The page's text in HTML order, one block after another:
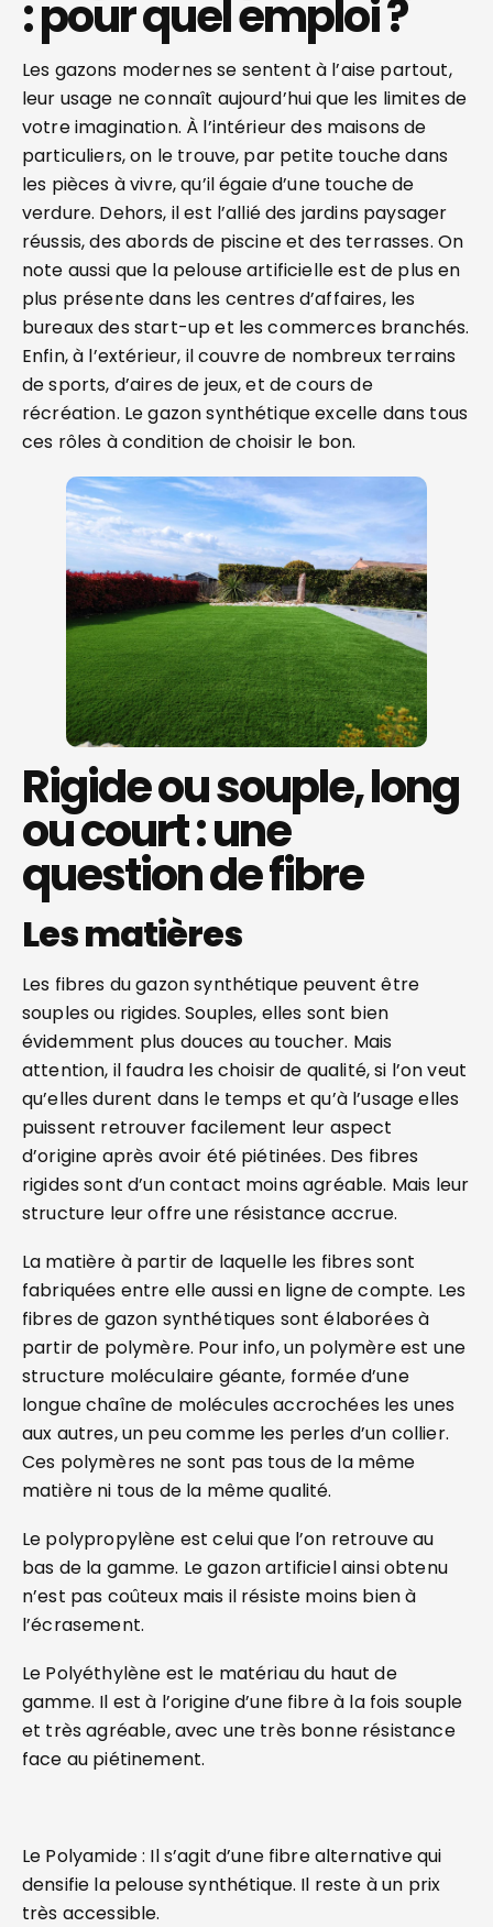
: pour quel emploi ?
Les gazons modernes se sentent à l’aise partout,
leur usage ne connaît aujourd’hui que les limites de
votre imagination. À l’intérieur des maisons de
particuliers, on le trouve, par petite touche dans
les pièces à vivre, qu’il égaie d’une touche de
verdure. Dehors, il est l’allié des jardins paysager
réussis, des abords de piscine et des terrasses. On
note aussi que la pelouse artificielle est de plus en
plus présente dans les centres d’affaires, les
bureaux des start-up et les commerces branchés.
Enfin, à l’extérieur, il couvre de nombreux terrains
de sports, d’aires de jeux, et de cours de
récréation. Le gazon synthétique excelle dans tous
ces rôles à condition de choisir le bon.
Rigide ou souple, long
ou court : une
question de fibre
Les matières
Les fibres du gazon synthétique peuvent être
souples ou rigides. Souples, elles sont bien
évidemment plus douces au toucher. Mais
attention, il faudra les choisir de qualité, si l’on veut
qu’elles durent dans le temps et qu’à l’usage elles
puissent retrouver facilement leur aspect
d’origine après avoir été piétinées. Des fibres
rigides sont d’un contact moins agréable. Mais leur
structure leur offre une résistance accrue.
La matière à partir de laquelle les fibres sont
fabriquées entre elle aussi en ligne de compte. Les
fibres de gazon synthétiques sont élaborées à
partir de polymère. Pour info, un polymère est une
structure moléculaire géante, formée d’une
longue chaîne de molécules accrochées les unes
aux autres, un peu comme les perles d’un collier.
Ces polymères ne sont pas tous de la même
matière ni tous de la même qualité.
Le polypropylène est celui que l’on retrouve au
bas de la gamme. Le gazon artificiel ainsi obtenu
n’est pas coûteux mais il résiste moins bien à
l’écrasement.
Le Polyéthylène est le matériau du haut de
gamme. Il est à l’origine d’une fibre à la fois souple
et très agréable, avec une très bonne résistance
face au piétinement.
Le Polyamide : Il s’agit d’une fibre alternative qui
densifie la pelouse synthétique. Il reste à un prix
très accessible.